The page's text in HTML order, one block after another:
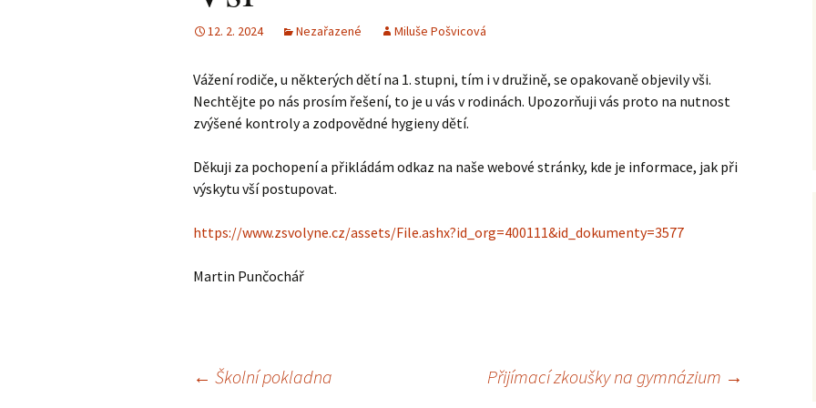
12. 2. 2024 Nezařazené Miluše Pošvicová
Vážení rodiče, u některých dětí na 1. stupni, tím i v družině, se opakovaně objevily vši.
Nechtějte po nás prosím řešení, to je u vás v rodinách. Upozorňuji vás proto na nutnost
zvýšené kontroly a zodpovědné hygieny dětí.
Děkuji za pochopení a přikládám odkaz na naše webové stránky, kde je informace, jak při
výskytu vší postupovat.
https://www.zsvolyne.cz/assets/File.ashx?id_org=400111&id_dokumenty=3577
Martin Punčochář
← Školní pokladna Přijímací zkoušky na gymnázium →